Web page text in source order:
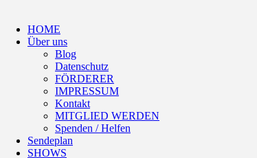
HOME
Über uns
Blog
Datenschutz
FÖRDERER
IMPRESSUM
Kontakt
MITGLIED WERDEN
Spenden / Helfen
Sendeplan
SHOWS